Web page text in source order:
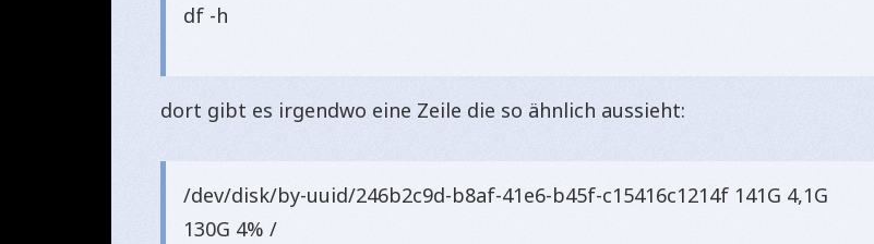
df -h
dort gibt es irgendwo eine Zeile die so ähnlich aussieht:
/dev/disk/by-uuid/246b2c9d-b8af-41e6-b45f-c15416c1214f 141G 4,1G
130G 4% /